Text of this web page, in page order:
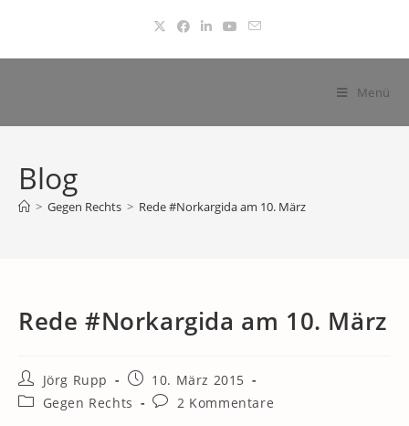
springen
Menü
Blog
> Gegen Rechts > Rede #Norkargida am 10. März
Rede #Norkargida am 10. März
Beitrags-
Autor:
Jörg Rupp
Beitrag
veröffentlicht:
10. März 2015
Beitrags-
Gegen Rechts
Beitrags-
2 Kommentare